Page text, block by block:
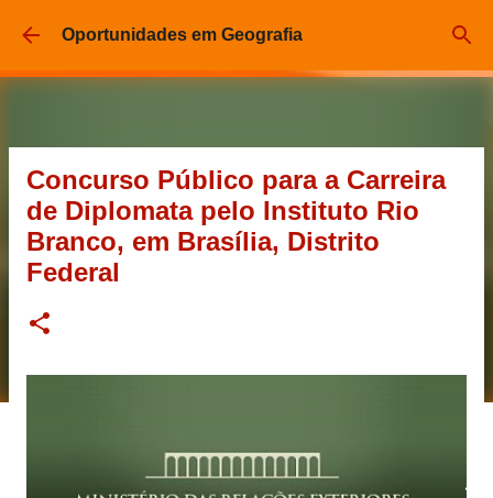
Pular para o conteúdo principal
Oportunidades em Geografia
Concurso Público para a Carreira
de Diplomata pelo Instituto Rio
Branco, em Brasília, Distrito
Federal